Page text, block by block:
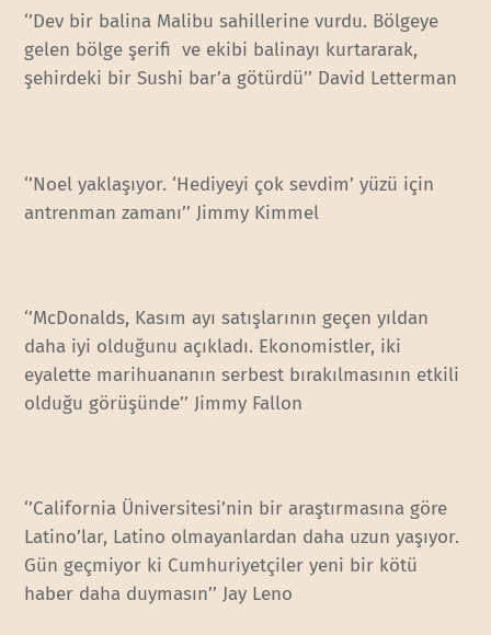
‘’Dev bir balina Malibu sahillerine vurdu. Bölgeye
gelen bölge şerifi ve ekibi balinayı kurtararak,
şehirdeki bir Sushi bar’a götürdü’’ David Letterman
‘’Noel yaklaşıyor. ‘Hediyeyi çok sevdim’ yüzü için
antrenman zamanı’’ Jimmy Kimmel
‘’McDonalds, Kasım ayı satışlarının geçen yıldan
daha iyi olduğunu açıkladı. Ekonomistler, iki
eyalette marihuananın serbest bırakılmasının etkili
olduğu görüşünde’’ Jimmy Fallon
‘’California Üniversitesi’nin bir araştırmasına göre
Latino’lar, Latino olmayanlardan daha uzun yaşıyor.
Gün geçmiyor ki Cumhuriyetçiler yeni bir kötü
haber daha duymasın’’ Jay Leno